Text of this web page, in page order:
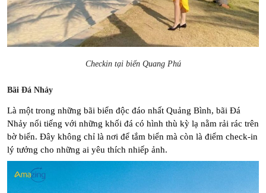
Checkin tại biển Quang Phú
Bãi Đá Nhảy
Là một trong những bãi biển độc đáo nhất Quảng Bình, bãi Đá
Nhảy nổi tiếng với những khối đá có hình thù kỳ lạ nằm rải rác trên
bờ biển. Đây không chỉ là nơi để tắm biển mà còn là điểm check-in
lý tưởng cho những ai yêu thích nhiếp ảnh.